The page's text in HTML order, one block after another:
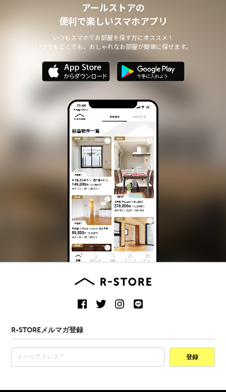
アールストアの
便利で楽しいスマホアプリ
いつもスマホでお部屋を探す方にオススメ！
いつでもどこでも、おしゃれなお部屋が簡単に探せます。
R-STOREメルマガ登録
登録